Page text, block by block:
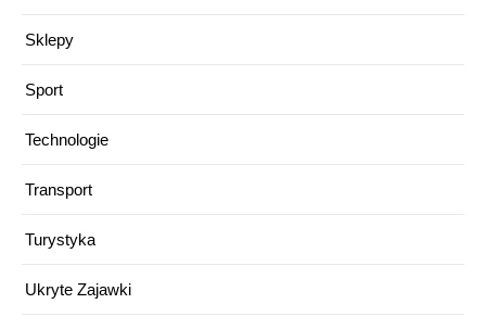
Sklepy
Sport
Technologie
Transport
Turystyka
Ukryte Zajawki